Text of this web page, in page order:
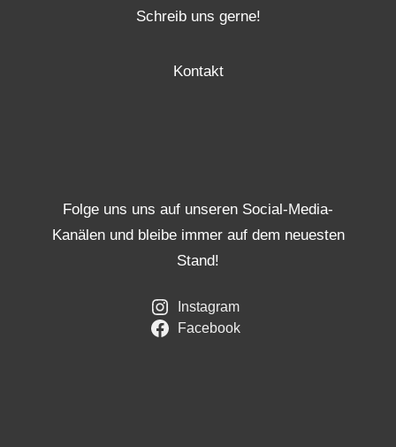
Schreib uns gerne!
Kontakt
Folge uns uns auf unseren Social-Media-
Kanälen und bleibe immer auf dem neuesten
Stand!
Instagram
Facebook